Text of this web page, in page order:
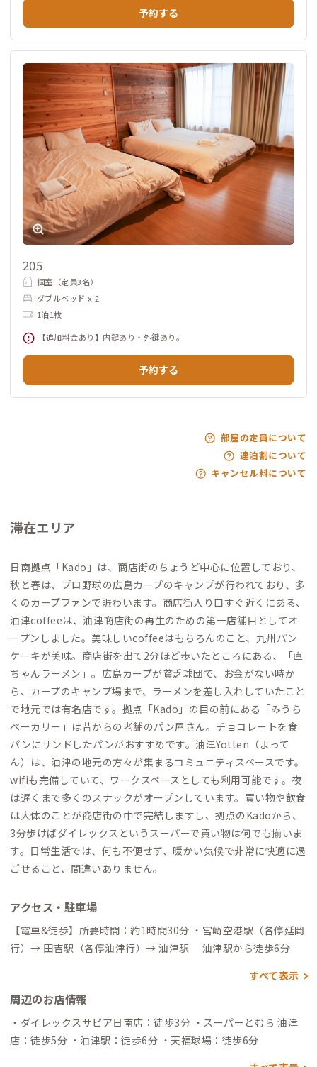
予約する
205
個室（定員3名）
ダブルベッド x 2
1泊1枚
【追加料金あり】内鍵あり・外鍵あり。
予約する
部屋の定員について
連泊割について
キャンセル料について
滞在エリア
日南拠点「Kado」は、商店街のちょうど中心に位置しており、
秋と春は、プロ野球の広島カープのキャンプが行われており、多
くのカープファンで賑わいます。商店街入り口すぐ近くにある、
油津coffeeは、油津商店街の再生のための第一店舗目としてオ
ープンしました。美味しいcoffeeはもちろんのこと、九州パン
ケーキが美味。商店街を出て2分ほど歩いたところにある、「直
ちゃんラーメン」。広島カープが貧乏球団で、お金がない時か
ら、カープのキャンプ場まで、ラーメンを差し入れしていたこと
で地元では有名店です。拠点「Kado」の目の前にある「みうら
ベーカリー」は昔からの老舗のパン屋さん。チョコレートを食
パンにサンドしたパンがおすすめです。油津Yotten（よって
ん）は、油津の地元の方々が集まるコミュニティスペースです。
wifiも完備していて、ワークスペースとしても利用可能です。夜
は遅くまで多くのスナックがオープンしています。買い物や飲食
は大体のことが商店街の中で完結しますし、拠点のKadoから、
3分歩けばダイレックスというスーパーで買い物は何でも揃いま
す。日常生活では、何も不便せず、暖かい気候で非常に快適に過
ごせること、間違いありません。
アクセス・駐車場
【電車&徒歩】所要時間：約1時間30分 ・宮崎空港駅（各停延岡
行）→ 田吉駅（各停油津行）→ 油津駅 油津駅から徒歩6分
すべて表示
周辺のお店情報
・ダイレックスサピア日南店：徒歩3分 ・スーパーとむら 油津
店：徒歩5分 ・油津駅：徒歩6分 ・天福球場：徒歩6分